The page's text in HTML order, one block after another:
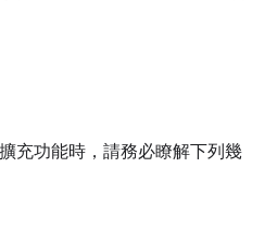
充功能時，請務必瞭解下列幾